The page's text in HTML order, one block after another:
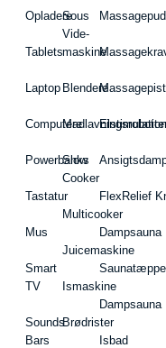
Opladere
Tablets
Laptop
Computere
Powerbanks
Tastatur
Mus
Smart
TV
Sounds
Bars
Sous
Vide-
maskine
Blendere
Slow
Cooker
Multicooker
Juicemaskine
Ismaskine
Brødrister
FlexRelief
Dampsauna
Saunatæppe
Dampsauna
Isbad